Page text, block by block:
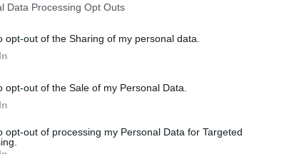
Data Processing Opt Outs
opt-out of the Sharing of my personal data.
opt-out of the Sale of my Personal Data.
opt-out of processing my Personal Data for Targeted